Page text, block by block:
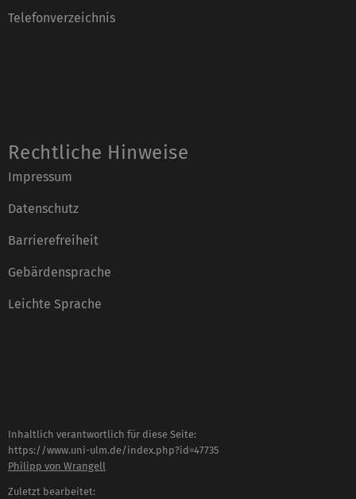
Telefonverzeichnis
Rechtliche Hinweise
Impressum
Datenschutz
Barrierefreiheit
Gebärdensprache
Leichte Sprache
Inhaltlich verantwortlich für diese Seite:
https://www.uni-ulm.de/index.php?id=47735
Philipp von Wrangell
Zuletzt bearbeitet: